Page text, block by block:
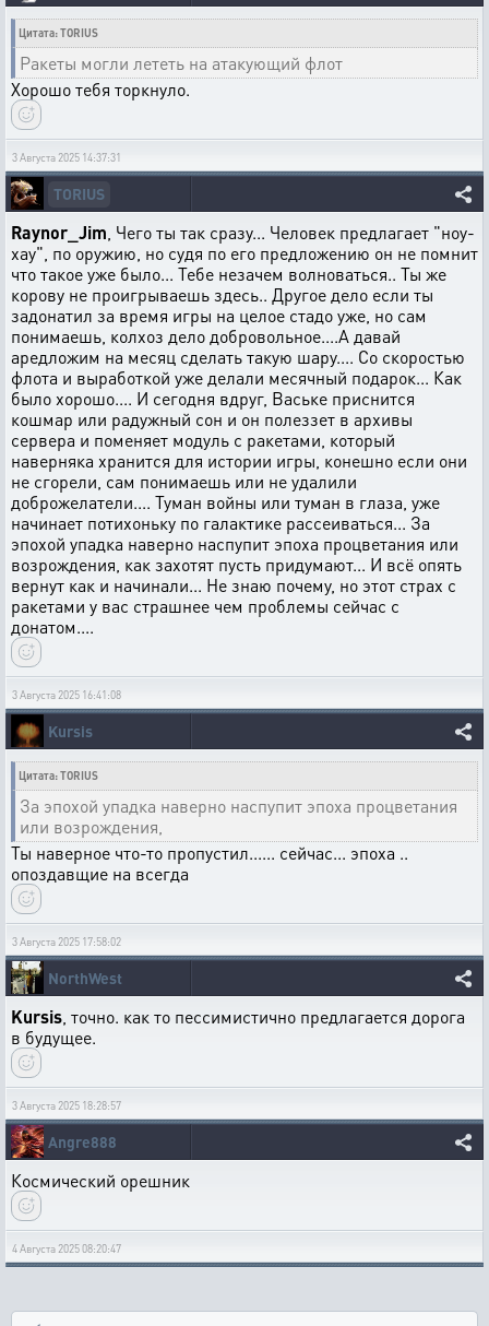
Цитата: TORIUS
Ракеты могли лететь на атакующий флот
Хорошо тебя торкнуло.
3 Августа 2025 14:37:31
TORIUS
Raynor_Jim , Чего ты так сразу... Человек предлагает "ноу-
хау", по оружию, но судя по его предложению он не помнит
что такое уже было... Тебе незачем волноваться.. Ты же
корову не проигрываешь здесь.. Другое дело если ты
задонатил за время игры на целое стадо уже, но сам
понимаешь, колхоз дело добровольное....А давай
аредложим на месяц сделать такую шару.... Со скоростью
флота и выработкой уже делали месячный подарок... Как
было хорошо.... И сегодня вдруг, Ваське приснится
кошмар или радужный сон и он полеззет в архивы
сервера и поменяет модуль с ракетами, который
наверняка хранится для истории игры, конешно если они
не сгорели, сам понимаешь или не удалили
доброжелатели.... Туман войны или туман в глаза, уже
начинает потихоньку по галактике рассеиваться... За
эпохой упадка наверно наспупит эпоха процветания или
возрождения, как захотят пусть придумают... И всё опять
вернут как и начинали... Не знаю почему, но этот страх с
ракетами у вас страшнее чем проблемы сейчас с
донатом....
3 Августа 2025 16:41:08
Kursis
Цитата: TORIUS
За эпохой упадка наверно наспупит эпоха процветания
или возрождения,
Ты наверное что-то пропустил...... сейчас... эпоха ..
опоздавщие на всегда
3 Августа 2025 17:58:02
NorthWest
Kursis , точно. как то пессимистично предлагается дорога
в будущее.
3 Августа 2025 18:28:57
Angre888
Космический орешник
4 Августа 2025 08:20:47